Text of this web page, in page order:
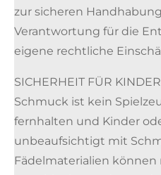
zur sicheren
Verantwortung für die
eigene rechtliche
SICHERHEIT FÜR
Schmuck ist kein
fernhalten und Kinder
unbeaufsichtigt mit
Fädelmaterialien können